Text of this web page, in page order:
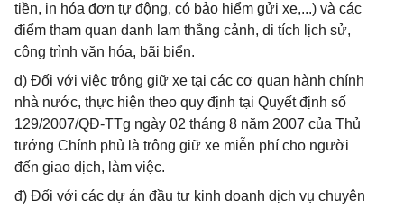
tiền, in hóa đơn tự động, có bảo hiểm gửi xe,...) và các
điểm tham quan danh lam thắng cảnh, di tích lịch sử,
công trình văn hóa, bãi biển.
d) Đối với việc trông giữ xe tại các cơ quan hành chính
nhà nước, thực hiện theo quy định tại Quyết định số
129/2007/QĐ-TTg ngày 02 tháng 8 năm 2007 của Thủ
tướng Chính phủ là trông giữ xe miễn phí cho người
đến giao dịch, làm việc.
đ) Đối với các dự án đầu tư kinh doanh dịch vụ chuyên